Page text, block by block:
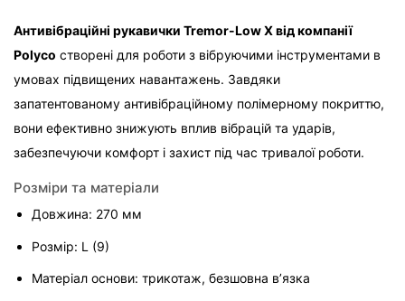
Антивібраційні рукавички Tremor-Low X від компанії
Polyco створені для роботи з вібруючими інструментами в
умовах підвищених навантажень. Завдяки
запатентованому антивібраційному полімерному покриттю,
вони ефективно знижують вплив вібрацій та ударів,
забезпечуючи комфорт і захист під час тривалої роботи.
Розміри та матеріали
Довжина: 270 мм
Розмір: L (9)
Матеріал основи: трикотаж, безшовна в’язка